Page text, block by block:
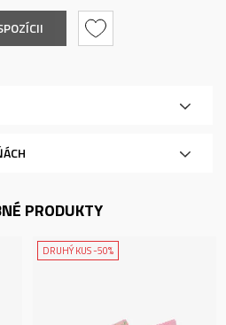
PRODUKTY
DRUHÝ KUS -50%